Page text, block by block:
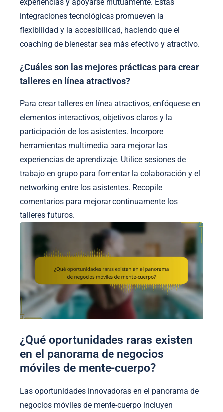
experiencias y apoyarse mutuamente. Estas
integraciones tecnológicas promueven la
flexibilidad y la accesibilidad, haciendo que el
coaching de bienestar sea más efectivo y atractivo.
¿Cuáles son las mejores prácticas para crear
talleres en línea atractivos?
Para crear talleres en línea atractivos, enfóquese en
elementos interactivos, objetivos claros y la
participación de los asistentes. Incorpore
herramientas multimedia para mejorar las
experiencias de aprendizaje. Utilice sesiones de
trabajo en grupo para fomentar la colaboración y el
networking entre los asistentes. Recopile
comentarios para mejorar continuamente los
talleres futuros.
¿Qué oportunidades raras existen
en el panorama de negocios
móviles de mente-cuerpo?
Las oportunidades innovadoras en el panorama de
negocios móviles de mente-cuerpo incluyen